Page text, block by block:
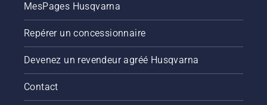
MesPages Husqvarna
Repérer un concessionnaire
Devenez un revendeur agréé Husqvarna
Contact